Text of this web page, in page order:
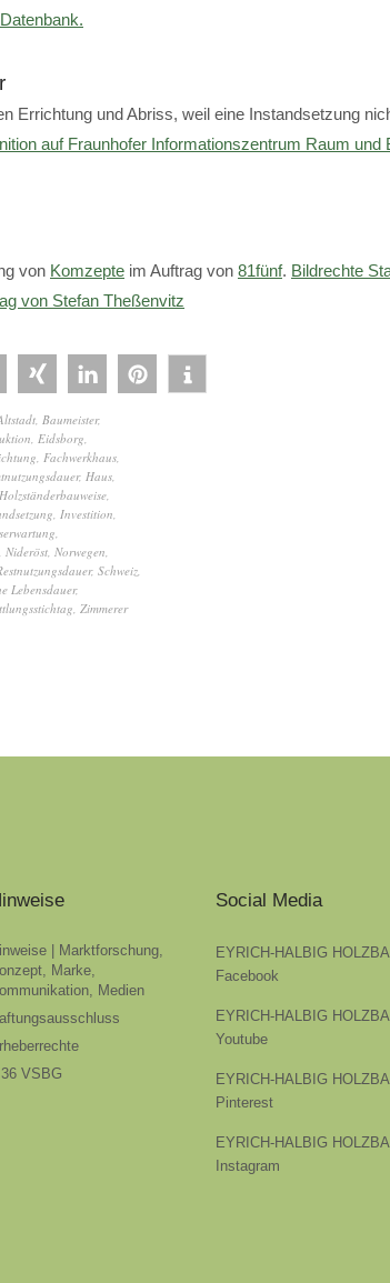
Errichtung und Abriss, weil eine Instandsetzung
auf Fraunhofer Informationszentrum Raum und
von Komzepte im Auftrag von 81fünf. Bildrechte
von Stefan Theßenvitz
Baumeister,
Eidsborg
Fachwerkhaus
, Haus
Holzständerbauweise
Investition
Nideröst Norwegen
, Schweiz
Lebensdauer,
Zimmerer
| Marktforschung,
Marke,
Medien
VSBG
Social Media
EYRICH-HALBIG
Facebook
EYRICH-HALBIG
Youtube
EYRICH-HALBIG
Pinterest
EYRICH-HALBIG
Instagram